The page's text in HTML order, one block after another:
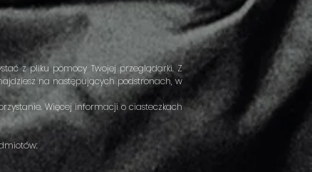
z pliku pomocy Twojej przeglądarki. Z
na następujących podstronach, w
Więcej informacji o ciasteczkach